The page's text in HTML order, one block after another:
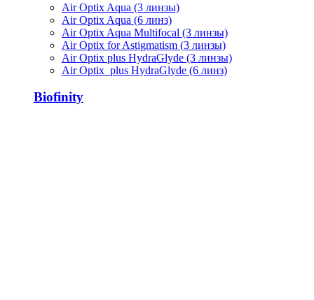
Air Optix Aqua (3 линзы)
Air Optix Aqua (6 линз)
Air Optix Aqua Multifocal (3 линзы)
Air Optix for Astigmatism (3 линзы)
Air Optix plus HydraGlyde (3 линзы)
Air Optix plus HydraGlyde (6 линз)
Biofinity